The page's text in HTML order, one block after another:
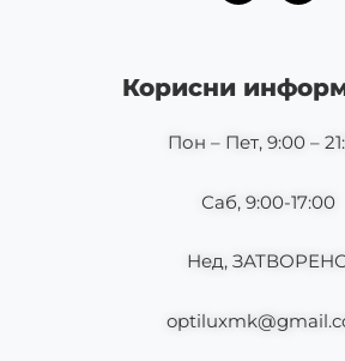
o
o
g
r
m
Корисни
Пон – Пет, 9:00 –
Саб, 9:00-17:00
Нед,